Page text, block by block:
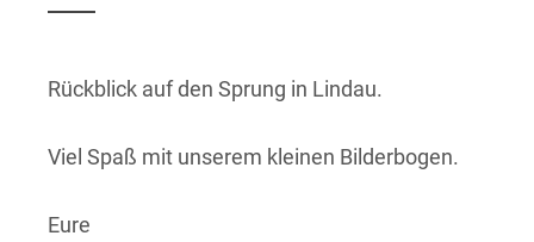
Rückblick auf den Sprung in Lindau.
Viel Spaß mit unserem kleinen Bilderbogen.
Eure